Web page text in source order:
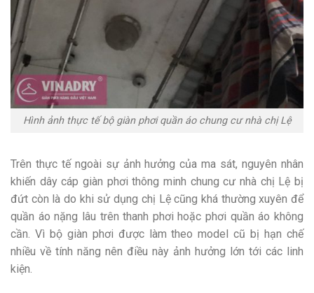
Hình ảnh thực tế bộ giàn phơi quần áo chung cư nhà chị Lệ
Trên thực tế ngoài sự ảnh hưởng của ma sát, nguyên nhân
khiến dây cáp giàn phơi thông minh chung cư nhà chị Lệ bị
đứt còn là do khi sử dụng chị Lệ cũng khá thường xuyên để
quần áo nặng lâu trên thanh phơi hoặc phơi quần áo không
cần. Vì bộ giàn phơi được làm theo model cũ bị hạn chế
nhiều về tính năng nên điều này ảnh hưởng lớn tới các linh
kiện.